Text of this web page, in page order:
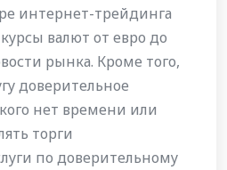
интернет-трейдинга
валют от евро до
рынка. Кроме того,
доверительное
нет времени или
торги
по доверительному